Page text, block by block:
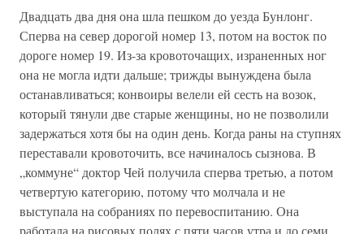
Двадцать два дня она шла пешком до уезда Бунлонг.
Сперва на север дорогой номер 13, потом на восток по
дороге номер 19. Из-за кровоточащих, израненных ног
она не могла идти дальше; трижды вынуждена была
останавливаться; конвоиры велели ей сесть на возок,
который тянули две старые женщины, но не позволили
задержаться хотя бы на один день. Когда раны на ступнях
переставали кровоточить, все начиналось сызнова. В
„коммуне“ доктор Чей получила сперва третью, а потом
четвертую категорию, потому что молчала и не
выступала на собраниях по перевоспитанию. Она
работала на рисовых полях с пяти часов утра и до семи